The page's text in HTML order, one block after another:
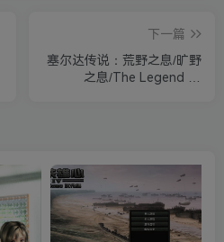
下一篇
塞尔达传说：荒野之息/旷野
之息/The Legend of